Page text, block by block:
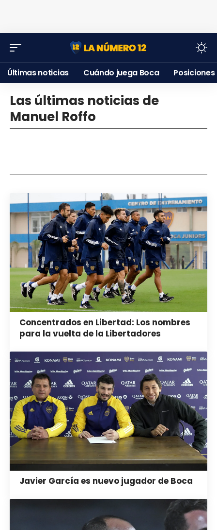
Últimas noticias Cuándo juega Boca Posiciones
Las últimas noticias de
Manuel Roffo
Concentrados en Libertad: Los nombres
para la vuelta de la Libertadores
Javier García es nuevo jugador de Boca